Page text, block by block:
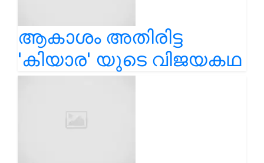
ആകാശം അതിരിട്ട
'കിയാര' യുടെ വിജയകഥ